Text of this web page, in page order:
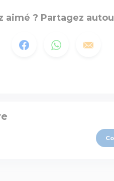
aimé ? Partagez